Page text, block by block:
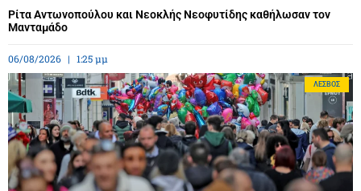
Ρίτα Αντωνοπούλου και Νεοκλής Νεοφυτίδης καθήλωσαν τον
Μανταμάδο
06/08/2026 1:25 μμ
ΛΈΣΒΟΣ